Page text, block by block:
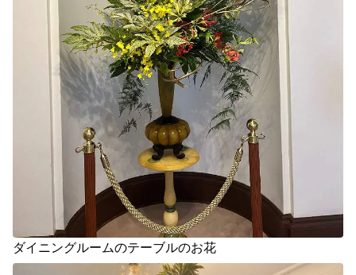
ダイニングルームのテーブルのお花